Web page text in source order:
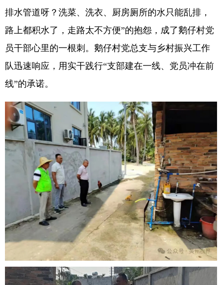
排水管道呀？洗菜、洗衣、厨房厕所的水只能乱排，
路上都积水了，走路太不方便”的抱怨，成了鹅仔村党
员干部心里的一根刺。鹅仔村党总支与乡村振兴工作
队迅速响应，用实干践行“支部建在一线、党员冲在前
线”的承诺。